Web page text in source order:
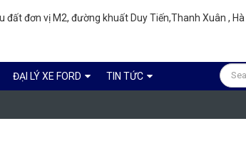
đất đơn vị M2, đường khuất Duy Tiến,Thanh Xuân , Hà
ĐẠI LÝ XE FORD TIN TỨC